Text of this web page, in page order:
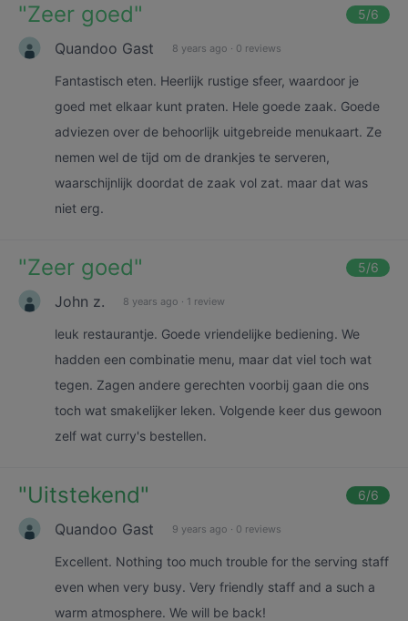
"Zeer goed" 5/6
Quandoo Gast 8 years ago · 0 reviews
Fantastisch eten. Heerlijk rustige sfeer, waardoor je
goed met elkaar kunt praten. Hele goede zaak. Goede
adviezen over de behoorlijk uitgebreide menukaart. Ze
nemen wel de tijd om de drankjes te serveren,
waarschijnlijk doordat de zaak vol zat. maar dat was
niet erg.
"Zeer goed" 5/6
John z. 8 years ago · 1 review
leuk restaurantje. Goede vriendelijke bediening. We
hadden een combinatie menu, maar dat viel toch wat
tegen. Zagen andere gerechten voorbij gaan die ons
toch wat smakelijker leken. Volgende keer dus gewoon
zelf wat curry's bestellen.
"Uitstekend" 6/6
Quandoo Gast 9 years ago · 0 reviews
Excellent. Nothing too much trouble for the serving staff
even when very busy. Very friendly staff and a such a
warm atmosphere. We will be back!